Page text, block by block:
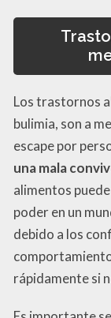
Los trastornos
bulimia, son a
escape por
una mala
alimentos
poder en un
debido a los
rápidamente si